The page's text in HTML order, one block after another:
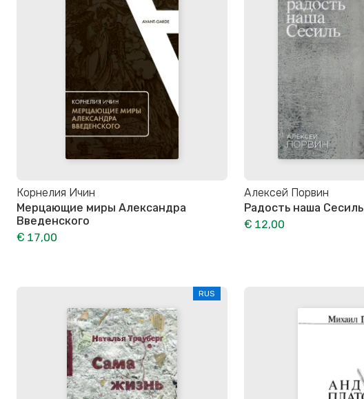
Корнелия Ичин
Мерцающие миры Александра
Введенского
€ 17,00
Алексей Порвин
Радость наша Сесиль
€ 12,00
RUS